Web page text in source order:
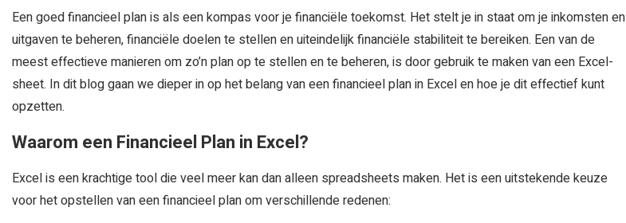
Een goed financieel plan is als een kompas voor je financiële toekomst. Het stelt je in staat om je inkomsten en
uitgaven te beheren, financiële doelen te stellen en uiteindelijk financiële stabiliteit te bereiken. Een van de
meest effectieve manieren om zo’n plan op te stellen en te beheren, is door gebruik te maken van een Excel-
sheet. In dit blog gaan we dieper in op het belang van een financieel plan in Excel en hoe je dit effectief kunt
opzetten.
Waarom een Financieel Plan in Excel?
Excel is een krachtige tool die veel meer kan dan alleen spreadsheets maken. Het is een uitstekende keuze
voor het opstellen van een financieel plan om verschillende redenen: